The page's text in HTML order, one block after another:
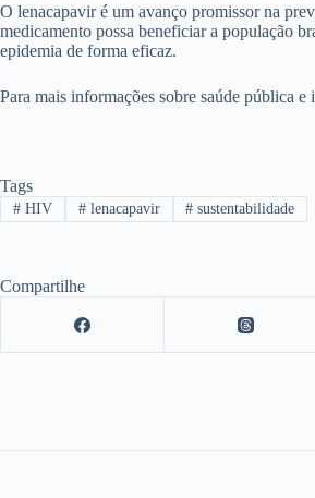
O lenacapavir é um avanço promissor na
medicamento possa beneficiar a população
epidemia de forma eficaz.
Para mais informações sobre saúde pública
Tags
#HIV #lenacapavir # sustentabilidade
Compartilhe